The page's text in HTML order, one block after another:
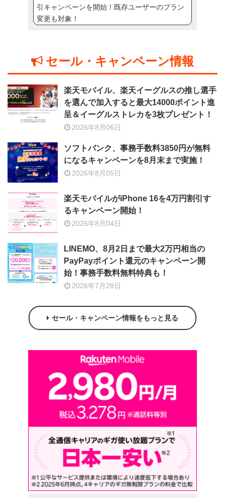
引キャンペーンを開始！既存ユーザーのプラン
変更も対象！
セール・キャンペーン情報
楽天モバイル、楽天イーグルスの推し選手
を選んで加入すると最大14000ポイント進
呈＆イーグルストレカを3枚プレゼント！
2026年8月06日
ソフトバンク、事務手数料3850円が無料
になるキャンペーンを8月末まで実施！
2026年8月05日
楽天モバイルがiPhone 16を4万円割引す
るキャンペーン開始！
2026年8月04日
LINEMO、8月2日まで最大2万円相当の
PayPayポイント還元のキャンペーン開
始！事務手数料無料特典も！
2026年7月28日
セール・キャンペーン情報をもっと見る